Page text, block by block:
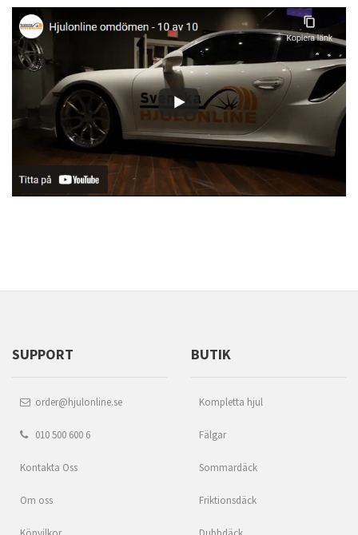
SUPPORT
order@hjulonline.se
010 500 600 6
Kontakta Oss
Om oss
BUTIK
Kompletta hjul
Fälgar
Sommardäck
Friktionsdäck